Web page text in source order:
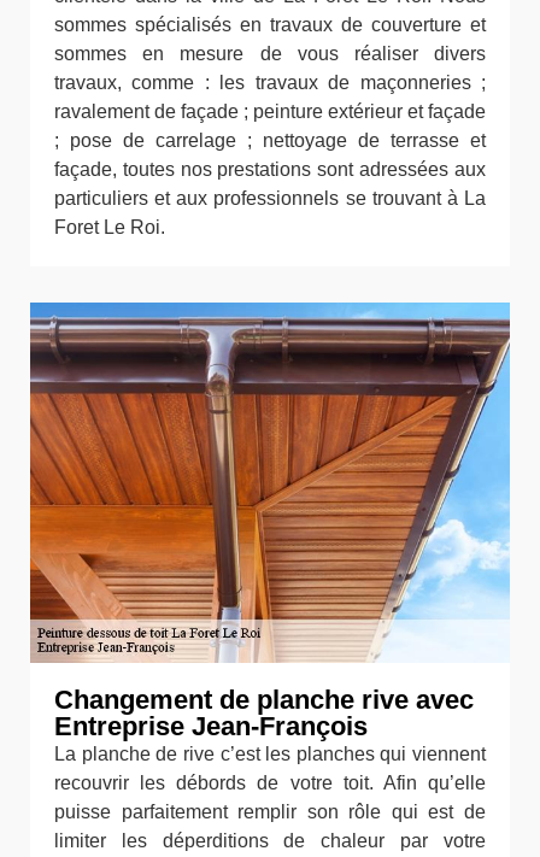
sommes spécialisés en travaux de couverture et
sommes en mesure de vous réaliser divers
travaux, comme : les travaux de maçonneries ;
ravalement de façade ; peinture extérieur et façade
; pose de carrelage ; nettoyage de terrasse et
façade, toutes nos prestations sont adressées aux
particuliers et aux professionnels se trouvant à La
Foret Le Roi.
Changement de planche rive avec
Entreprise Jean-François
La planche de rive c’est les planches qui viennent
recouvrir les débords de votre toit. Afin qu’elle
puisse parfaitement remplir son rôle qui est de
limiter les déperditions de chaleur par votre